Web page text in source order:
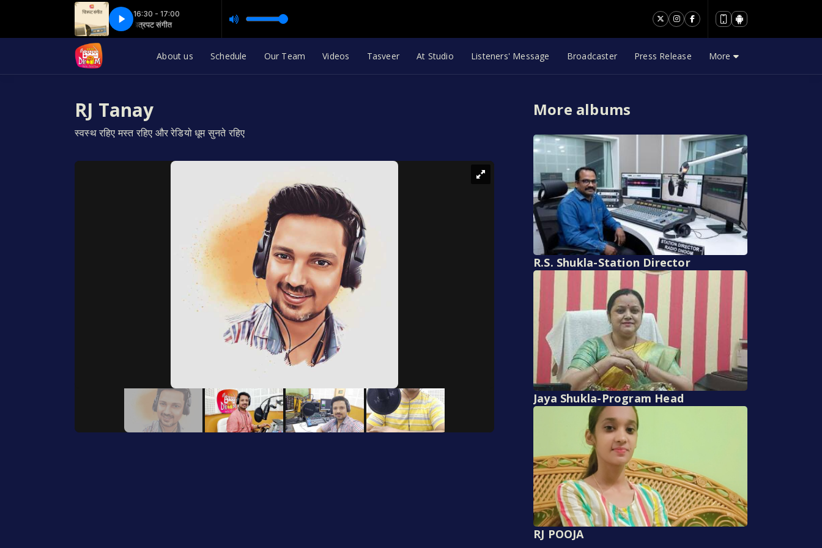
16:30 - 17:00
चित्रपट संगीत चित्रपट संगीत
11a chitrapat sangeet 11a chitrapat sangeet
About us Schedule Our Team Videos Tasveer At Studio Listeners' Message Broadcaster Press Release More
RJ Tanay
स्वस्थ रहिए मस्त रहिए और रेडियो धूम सुनते रहिए
More albums
R.S. Shukla-Station Director
Jaya Shukla-Program Head
RJ POOJA